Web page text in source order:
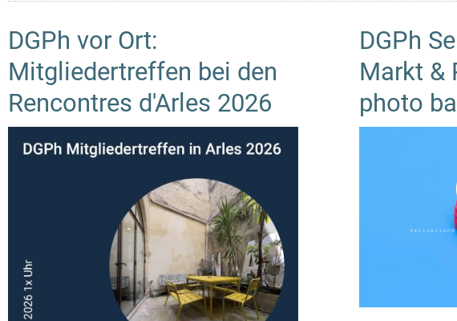
DGPh vor Ort:
Mitgliedertreffen bei den
Rencontres d'Arles 2026
DGPh
Markt &
photo